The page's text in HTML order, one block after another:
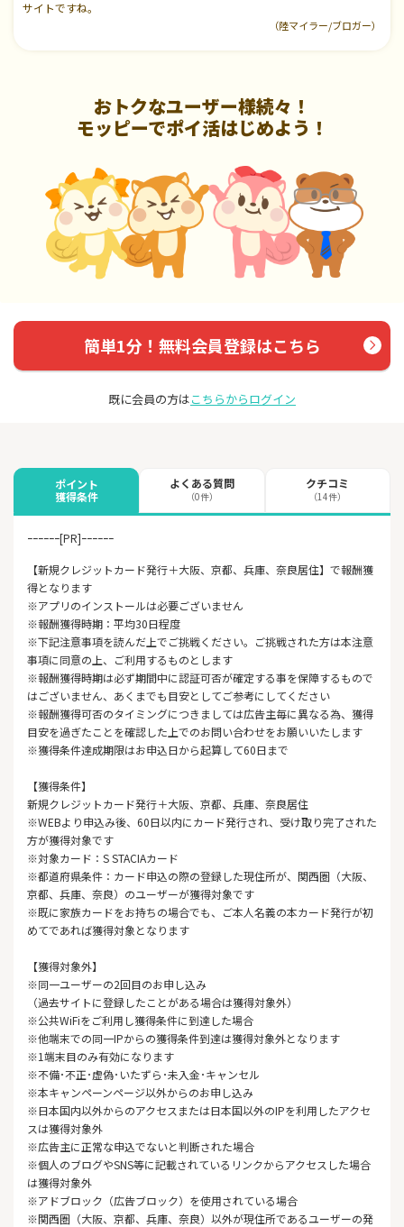
サイトですね。
（陸マイラー/ブロガー）
おトクなユーザー様続々！
モッピーでポイ活はじめよう！
簡単1分！無料会員登録はこちら
既に会員の方はこちらからログイン
ポイント
獲得条件
よくある質問
（0件）
クチコミ
（14件）
ｰｰｰｰｰｰ[PR]ｰｰｰｰｰｰ
【新規クレジットカード発行＋大阪、京都、兵庫、奈良居住】で報酬獲
得となります
※アプリのインストールは必要ございません
※報酬獲得時期：平均30日程度
※下記注意事項を読んだ上でご挑戦ください。ご挑戦された方は本注意
事項に同意の上、ご利用するものとします
※報酬獲得時期は必ず期間中に認証可否が確定する事を保障するもので
はございません、あくまでも目安としてご参考にしてください
※報酬獲得可否のタイミングにつきましては広告主毎に異なる為、獲得
目安を過ぎたことを確認した上でのお問い合わせをお願いいたします
※獲得条件達成期限はお申込日から起算して60日まで
【獲得条件】
新規クレジットカード発行＋大阪、京都、兵庫、奈良居住
※WEBより申込み後、60日以内にカード発行され、受け取り完了された
方が獲得対象です
※対象カード：S STACIAカード
※都道府県条件：カード申込の際の登録した現住所が、関西圏（大阪、
京都、兵庫、奈良）のユーザーが獲得対象です
※既に家族カードをお持ちの場合でも、ご本人名義の本カード発行が初
めてであれば獲得対象となります
【獲得対象外】
※同一ユーザーの2回目のお申し込み
（過去サイトに登録したことがある場合は獲得対象外）
※公共WiFiをご利用し獲得条件に到達した場合
※他端末での同一IPからの獲得条件到達は獲得対象外となります
※1端末目のみ有効になります
※不備･不正･虚偽･いたずら･未入金･キャンセル
※本キャンペーンページ以外からのお申し込み
※日本国内以外からのアクセスまたは日本国以外のIPを利用したアクセ
スは獲得対象外
※広告主に正常な申込でないと判断された場合
※個人のブログやSNS等に記載されているリンクからアクセスした場合
は獲得対象外
※アドブロック（広告ブロック）を使用されている場合
※関西圏（大阪、京都、兵庫、奈良）以外が現住所であるユーザーの発